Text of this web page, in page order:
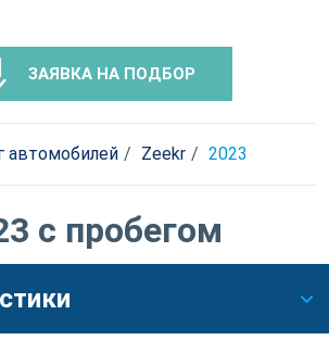
ЗАЯВКА НА ПОДБОР
автомобилей Zeekr 2023
с пробегом